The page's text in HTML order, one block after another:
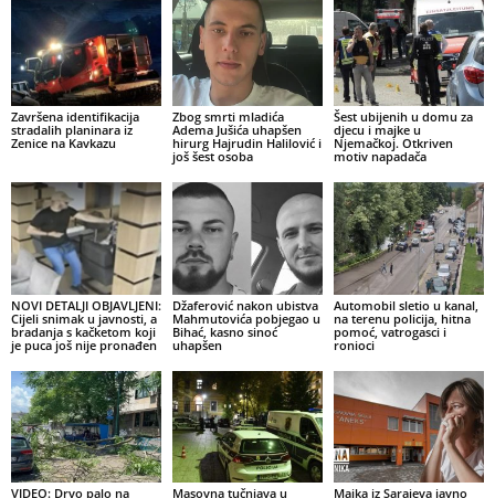
Završena identifikacija
stradalih planinara iz
Zenice na Kavkazu
Zbog smrti mladića
Adema Jušića uhapšen
hirurg Hajrudin Halilović i
još šest osoba
Šest ubijenih u domu za
djecu i majke u
Njemačkoj. Otkriven
motiv napadača
NOVI DETALJI OBJAVLJENI:
Cijeli snimak u javnosti, a
bradanja s kačketom koji
je puca još nije pronađen
Džaferović nakon ubistva
Mahmutovića pobjegao u
Bihać, kasno sinoć
uhapšen
Automobil sletio u kanal,
na terenu policija, hitna
pomoć, vatrogasci i
ronioci
VIDEO: Drvo palo na
Masovna tučnjava u
Majka iz Sarajeva javno